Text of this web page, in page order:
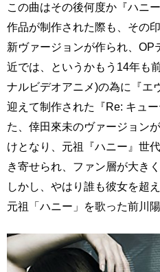
この曲はその後何度か『ハニ
作品が制作された際も、その
新ヴァージョンが作られ、
近では、というかもう14年も
ナルビデオアニメ)の為に『エ
迎えて制作された『Re: キュ
た、倖田來未のヴァージョン
けとなり、元祖『ハニー』世
き寄せられ、ファン層が大きく
しかし、やはり誰も彼女を超
元祖「ハニー」を歌った前川陽